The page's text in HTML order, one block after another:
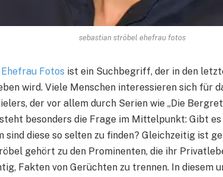
sebastian ströbel ehefrau fotos
Fotos ist ein Suchbegriff, der in den
wird. Viele Menschen interessieren sich für
der vor allem durch Serien wie „Die
besonders die Frage im Mittelpunkt: Gibt
sind diese so selten zu finden? Gleichzeitig ist
gehört zu den Prominenten, die ihr
Fakten von Gerüchten zu trennen. In diesem